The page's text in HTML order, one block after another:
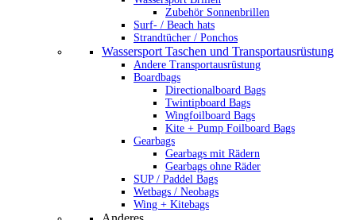
Zubehör Sonnenbrillen
Surf- / Beach hats
Strandtücher / Ponchos
Wassersport Taschen und Transportausrüstung
Andere Transportausrüstung
Boardbags
Directionalboard Bags
Twintipboard Bags
Wingfoilboard Bags
Kite + Pump Foilboard Bags
Gearbags
Gearbags mit Rädern
Gearbags ohne Räder
SUP / Paddel Bags
Wetbags / Neobags
Wing + Kitebags